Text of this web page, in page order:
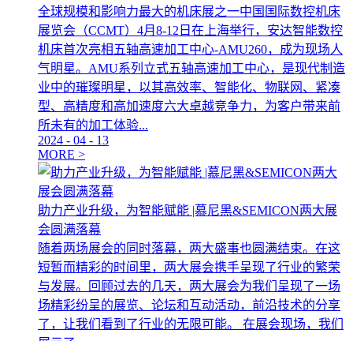
全球规模和影响力最大的机床展之一中国国际数控机床
展览会（CCMT）4月8-12日在上海举行，安达智能数控
机床首次亮相五轴高速加工中心-AMU260，成为现场人
气明星。AMU系列立式五轴高速加工中心，是现代制造
业中的璀璨明星，以其高效率、智能化、物联网、紧凑
型、高精度和高加速度六大卓越竞争力，为客户带来前
所未有的加工体验...
2024 - 04 - 13
MORE >
助力产业升级，为智能赋能 |慕尼黑&SEMICON两大展
会圆满落幕
随着两场展会的同时落幕，两大盛事也圆满结束。在这
短暂而精彩的时间里，两大展会携手呈现了行业的繁荣
与发展。回顾过去的几天，两大展会为我们呈现了一场
场精彩纷呈的展览、论坛和互动活动，前沿技术的分享
了，让我们看到了行业的无限可能。 在展会现场，我们